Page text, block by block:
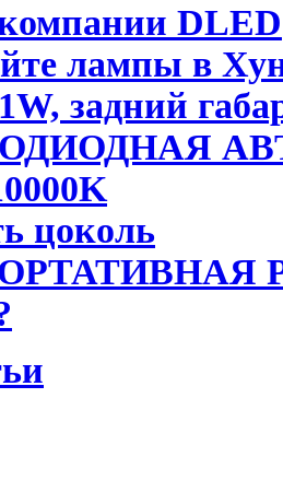
DLED
лампы в
задний
цоколь